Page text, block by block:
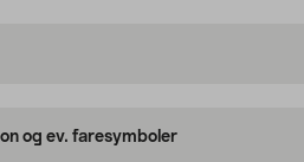
og ev. faresymboler